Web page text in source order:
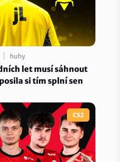
huhy
let musí sáhnout
si tím splní sen
CS2